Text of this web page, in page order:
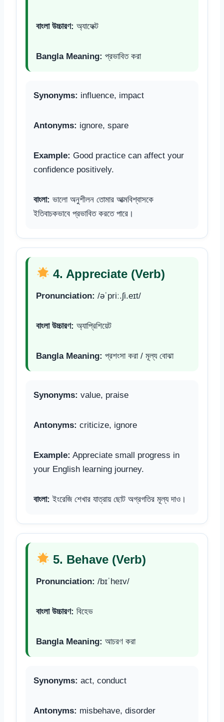
বাংলা উচ্চারণ: অ্যাফেক্ট
Bangla Meaning: প্রভাবিত করা
Synonyms: influence, impact
Antonyms: ignore, spare
Example: Good practice can affect your
confidence positively.
বাংলা: ভালো অনুশীলন তোমার আত্মবিশ্বাসকে
ইতিবাচকভাবে প্রভাবিত করতে পারে।
4. Appreciate (Verb)
Pronunciation: /əˈpriː.ʃi.eɪt/
বাংলা উচ্চারণ: অ্যাপ্রিশিয়েট
Bangla Meaning: প্রশংসা করা / মূল্য বোঝা
Synonyms: value, praise
Antonyms: criticize, ignore
Example: Appreciate small progress in
your English learning journey.
বাংলা: ইংরেজি শেখার যাত্রায় ছোট অগ্রগতির মূল্য দাও।
5. Behave (Verb)
Pronunciation: /bɪˈheɪv/
বাংলা উচ্চারণ: বিহেভ
Bangla Meaning: আচরণ করা
Synonyms: act, conduct
Antonyms: misbehave, disorder